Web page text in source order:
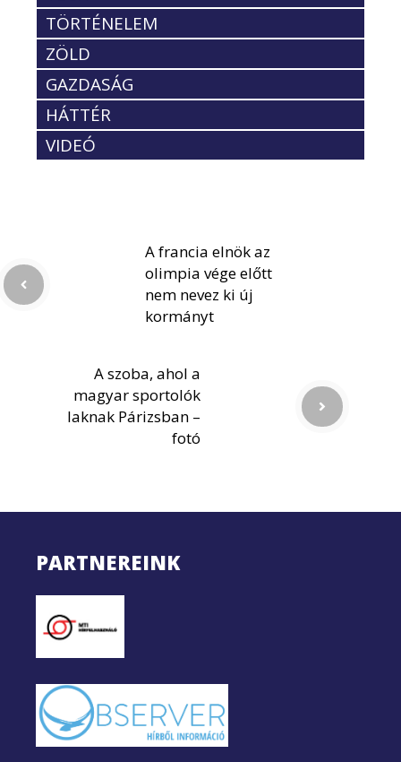
TÖRTÉNELEM
ZÖLD
GAZDASÁG
HÁTTÉR
VIDEÓ
A francia elnök az
olimpia vége előtt
nem nevez ki új
kormányt
A szoba, ahol a
magyar sportolók
laknak Párizsban –
fotó
PARTNEREINK